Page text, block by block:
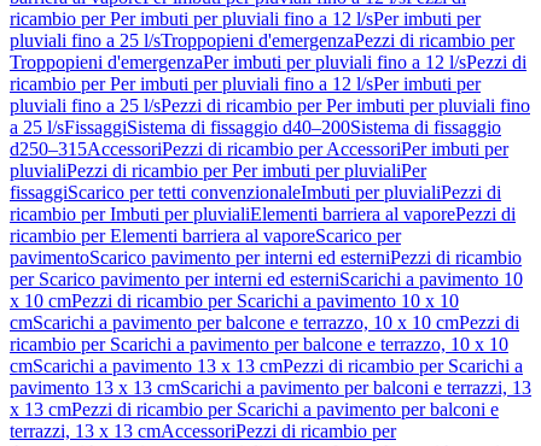
ricambio per Per imbuti per pluviali fino a 12 l/sPer imbuti per
pluviali fino a 25 l/sTroppopieni d'emergenzaPezzi di ricambio per
Troppopieni d'emergenzaPer imbuti per pluviali fino a 12 l/sPezzi di
ricambio per Per imbuti per pluviali fino a 12 l/sPer imbuti per
pluviali fino a 25 l/sPezzi di ricambio per Per imbuti per pluviali fino
a 25 l/sFissaggiSistema di fissaggio d40–200Sistema di fissaggio
d250–315AccessoriPezzi di ricambio per AccessoriPer imbuti per
pluvialiPezzi di ricambio per Per imbuti per pluvialiPer
fissaggiScarico per tetti convenzionaleImbuti per pluvialiPezzi di
ricambio per Imbuti per pluvialiElementi barriera al vaporePezzi di
ricambio per Elementi barriera al vaporeScarico per
pavimentoScarico pavimento per interni ed esterniPezzi di ricambio
per Scarico pavimento per interni ed esterniScarichi a pavimento 10
x 10 cmPezzi di ricambio per Scarichi a pavimento 10 x 10
cmScarichi a pavimento per balcone e terrazzo, 10 x 10 cmPezzi di
ricambio per Scarichi a pavimento per balcone e terrazzo, 10 x 10
cmScarichi a pavimento 13 x 13 cmPezzi di ricambio per Scarichi a
pavimento 13 x 13 cmScarichi a pavimento per balconi e terrazzi, 13
x 13 cmPezzi di ricambio per Scarichi a pavimento per balconi e
terrazzi, 13 x 13 cmAccessoriPezzi di ricambio per